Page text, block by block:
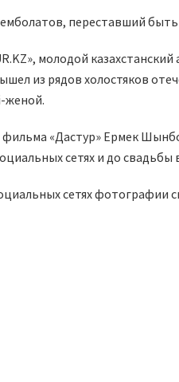
молодой
из рядов холостяков
женой.
«Дастур» Ермек
сетях и до свадьбы
сетях фотографии